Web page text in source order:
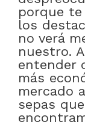
porque te
los
no verá
nuestro.
entender
más
mercado
sepas